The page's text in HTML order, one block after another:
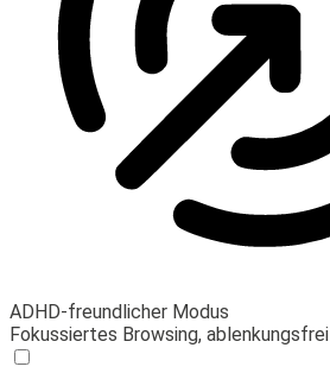
ADHD-freundlicher Modus
Fokussiertes Browsing, ablenkungsfrei